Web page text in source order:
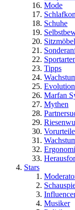
Mode
Schuhe
Sitzmöbel
Tipps
Evolution
Marfan
Mythen
Vorurteile
Stars
Musiker